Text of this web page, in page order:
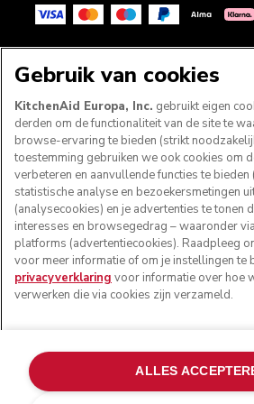
VOLG ONS
© KitchenAid 2026 - Alle
KitchenAid en het design van de
Mijn cookies beheren
Andere landen
Online
Gebruik van cookies
KitchenAid Europa, Inc. gebruikt eigen
derden om de functionaliteit van de site te
browse-ervaring te bieden (strikt
toestemming gebruiken we ook cookies om
verbeteren en aanvullende functies te bieden
statistische analyse en bezoekersmetingen
(analysecookies) en je advertenties te tonen
interesses en browsegedrag – waaronder
platforms (advertentiecookies). Raadpleeg
voor meer informatie of om je instellingen te
privacyverklaring voor informatie over hoe
verwerken die via cookies zijn verzameld.
ALLES